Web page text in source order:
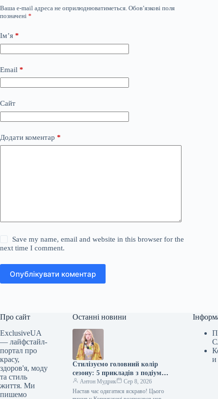
Ваша e-mail адреса не оприлюднюватиметься. Обов’язкові поля
позначені *
Ім’я *
Email *
Сайт
Додати коментар *
Save my name, email and website in this browser for the
next time I comment.
Опублікувати коментар
Про сайт
ExclusiveUA
— лайфстайл-
портал про
красу,
здоров'я, моду
та стиль
життя. Ми
пишемо
Останні новини
Стилізуємо головний колір
сезону: 5 прикладів з подіумів
Копенгагену
Антон Мудрик
Сер 8, 2026
Настав час одягатися яскраво! Цього
и